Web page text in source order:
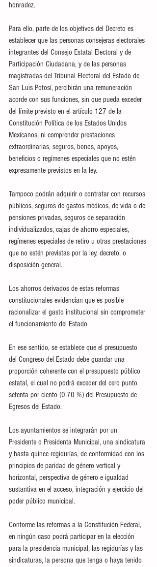
honradez.
Para ello, parte de los objetivos del Decreto es
establecer que las personas consejeras electorales
integrantes del Consejo Estatal Electoral y de
Participación Ciudadana, y de las personas
magistradas del Tribunal Electoral del Estado de
San Luis Potosí, percibirán una remuneración
acorde con sus funciones, sin que pueda exceder
del límite previsto en el artículo 127 de la
Constitución Política de los Estados Unidos
Mexicanos, ni comprender prestaciones
extraordinarias, seguros, bonos, apoyos,
beneficios o regímenes especiales que no estén
expresamente previstos en la ley.
Tampoco podrán adquirir o contratar con recursos
públicos, seguros de gastos médicos, de vida o de
pensiones privadas, seguros de separación
individualizados, cajas de ahorro especiales,
regímenes especiales de retiro u otras prestaciones
que no estén previstas por la ley, decreto, o
disposición general.
Los ahorros derivados de estas reformas
constitucionales evidencian que es posible
racionalizar el gasto institucional sin comprometer
el funcionamiento del Estado
En ese sentido, se establece que el presupuesto
del Congreso del Estado debe guardar una
proporción coherente con el presupuesto público
estatal, el cual no podrá exceder del cero punto
setenta por ciento (0.70 %) del Presupuesto de
Egresos del Estado.
Los ayuntamientos se integrarán por un
Presidente o Presidenta Municipal, una sindicatura
y hasta quince regidurías, de conformidad con los
principios de paridad de género vertical y
horizontal, perspectiva de género e igualdad
sustantiva en el acceso, integración y ejercicio del
poder público municipal.
Conforme las reformas a la Constitución Federal,
en ningún caso podrá participar en la elección
para la presidencia municipal, las regidurías y las
sindicaturas, la persona que tenga o haya tenido